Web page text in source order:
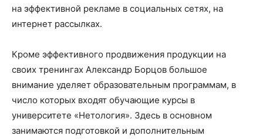
на эффективной рекламе в социальных сетях, на
интернет рассылках.
Кроме эффективного продвижения продукции на
своих тренингах Александр Борцов большое
внимание уделяет образовательным программам, в
число которых входят обучающие курсы в
университете «Нетология». Здесь в основном
занимаются подготовкой и дополнительным